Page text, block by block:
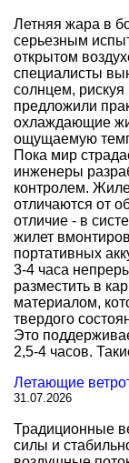
Летняя жара в
серьезным
открытом
специалисты
солнцем,
предложили
охлаждающие
ощущаемую
Пока мир
инженеры
контролем.
отличаются от
отличие - в
жилет
портативных
3-4 часа
разместить в
материалом,
твердого
Это
2,5-4 часов.
Летающие
31.07.2026
Традиционные
силы и